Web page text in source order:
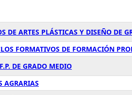
DE ARTES PLÁSTICAS Y DISEÑO DE
FORMATIVOS DE FORMACIÓN
DE GRADO MEDIO
AGRARIAS